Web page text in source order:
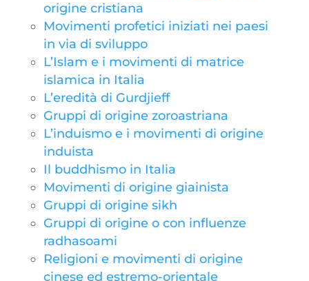
origine cristiana
Movimenti profetici iniziati nei paesi
in via di sviluppo
L’Islam e i movimenti di matrice
islamica in Italia
L’eredità di Gurdjieff
Gruppi di origine zoroastriana
L’induismo e i movimenti di origine
induista
Il buddhismo in Italia
Movimenti di origine giainista
Gruppi di origine sikh
Gruppi di origine o con influenze
radhasoami
Religioni e movimenti di origine
cinese ed estremo-orientale